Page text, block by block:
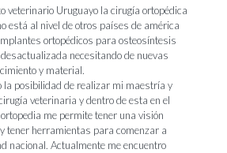
veterinario Uruguayo la cirugía ortopédica
está al nivel de otros países de américa
ortopédicos para osteosíntesis
necesitando de nuevas
y material.
la posibilidad de realizar mi maestría y
veterinaria y dentro de esta en el
me permite tener una visión
tener herramientas para comenzar a
nacional. Actualmente me encuentro